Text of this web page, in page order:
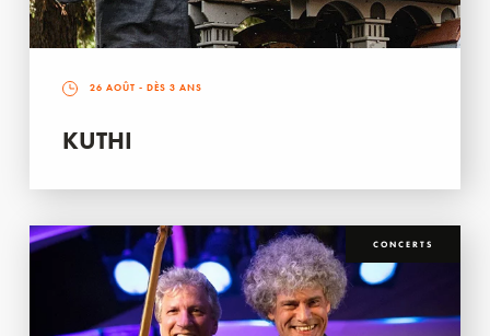
26 AOÛT - DÈS 3 ANS
KUTHI
CONCERTS